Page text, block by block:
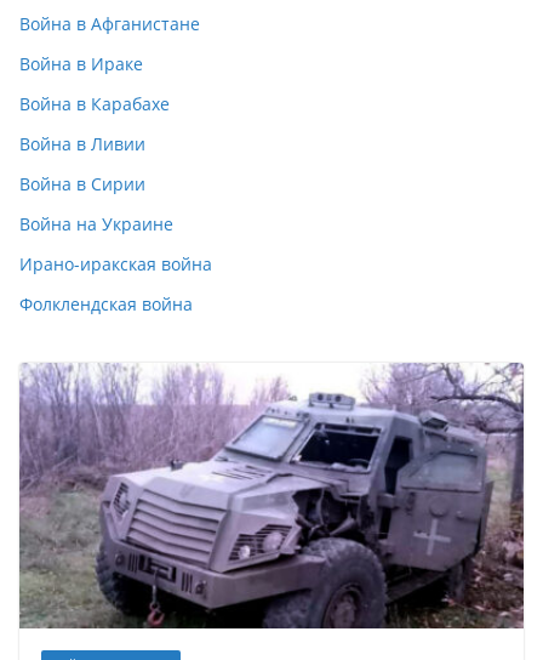
Война в Афганистане
Война в Ираке
Война в Карабахе
Война в Ливии
Война в Сирии
Война на Украине
Ирано-иракская война
Фолклендская война